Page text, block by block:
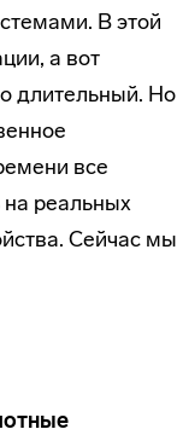
В этой
а вот
длительный. Но
все
на реальных
Сейчас мы